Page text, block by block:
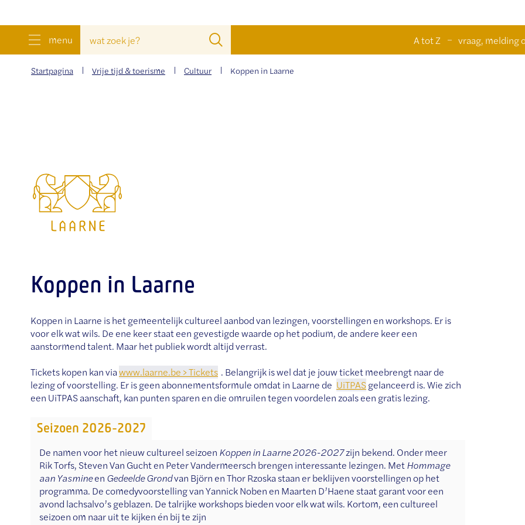
inhoud
menu
zoek
je?
A tot Z vraag, melding
Gemeente
Laarne
Startpagina Vrije tijd & toerisme Cultuur Koppen in Laarne
Koppen in Laarne
Koppen in Laarne is het gemeentelijk cultureel aanbod van lezingen, voorstellingen en workshops. Er is
voor elk wat wils. De ene keer staat een gevestigde waarde op het podium, de andere keer een
aanstormend talent. Maar het publiek wordt altijd verrast.
Tickets kopen kan viawww.laarne.be > Tickets . Belangrijk is wel dat je jouw ticket meebrengt naar de
lezing of voorstelling. Er is geen abonnementsformule omdat in Laarne de UiTPAS gelanceerd is. Wie zich
een UiTPAS aanschaft, kan punten sparen en die omruilen tegen voordelen zoals een gratis lezing.
Seizoen 2026-2027
De namen voor het nieuw cultureel seizoen Koppen in Laarne2026-2027zijn bekend. Onder meer
Rik Torfs, Steven Van Gucht en Peter Vandermeersch brengen interessante lezingen. MetHommage
aan Yasmineen Gedeelde Grondvan Björn en Thor Rzoska staan er beklijven voorstellingen op het
programma. De comedyvoorstelling van Yannick Noben en Maarten D’Haene staat garant voor een
avond lachsalvo’s geblazen. De talrijke workshops bieden voor elk wat wils. Kortom, een cultureel
seizoen om naar uit te kijken én bij te zijn